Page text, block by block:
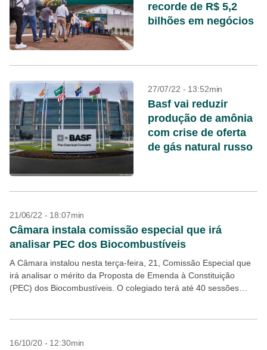
recorde de R$ 5,2
bilhões em negócios
27/07/22 - 13:52min
Basf vai reduzir
produção de amônia
com crise de oferta
de gás natural russo
21/06/22 - 18:07min
Câmara instala comissão especial que irá
analisar PEC dos Biocombustíveis
A Câmara instalou nesta terça-feira, 21, Comissão Especial que
irá analisar o mérito da Proposta de Emenda à Constituição
(PEC) dos Biocombustíveis. O colegiado terá até 40 sessões
16/10/20 - 12:30min